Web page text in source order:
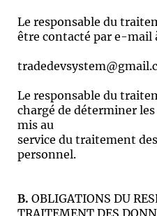
Le responsable du
être contacté par e-mail
Le responsable du
chargé de déterminer
mis au
service du traitement
personnel.
B. OBLIGATIONS DU
TRAITEMENT DES